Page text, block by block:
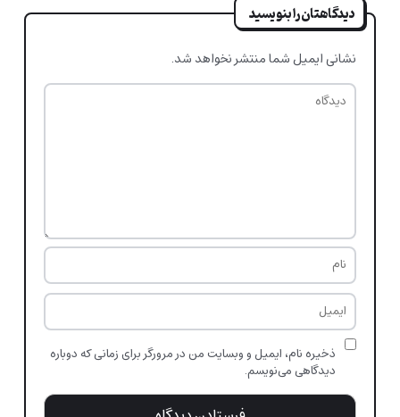
دیدگاهتان را بنویسید
نشانی ایمیل شما منتشر نخواهد شد.
ذخیره نام، ایمیل و وبسایت من در مرورگر برای زمانی که دوباره
دیدگاهی می‌نویسم.